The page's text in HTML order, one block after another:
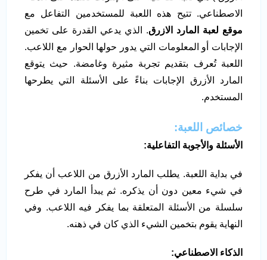
الاصطناعي. تتيح هذه اللعبة للمستخدمين التفاعل مع
موقع لعبة المارد الازرق. الذي يدعي القدرة على تخمين
الإجابات أو المعلومات التي يدور حولها الحوار مع اللاعب.
اللعبة تُعرف بتقديم تجربة مثيرة وغامضة. حيث يتوقع
المارد الأزرق الإجابات بناءً على الأسئلة التي يطرحها
المستخدم.
خصائص اللعبة:
الأسئلة والأجوبة التفاعلية:
في بداية اللعبة. يطلب المارد الأزرق من اللاعب أن يفكر
في شيء معين دون أن يذكره. ثم يبدأ المارد في طرح
سلسلة من الأسئلة المتعلقة بما يفكر فيه اللاعب. وفي
النهاية يقوم بتخمين الشيء الذي كان في ذهنه.
الذكاء الاصطناعي: